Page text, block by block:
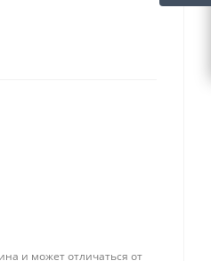
и может отличаться от